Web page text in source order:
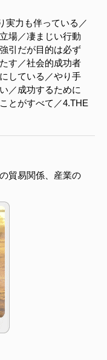
実力も伴っている／
場／凄まじい行動
引だが目的は必ず
す／社会的成功者
している／やり手
／成功するために
とがすべて／4.THE
貿易関係、産業の